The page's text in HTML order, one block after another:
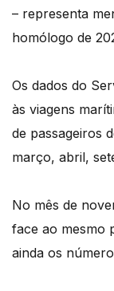
– representa
homólogo de
Os dados do
às viagens
de passageiros
março, abril,
No mês de
face ao mesmo
ainda os